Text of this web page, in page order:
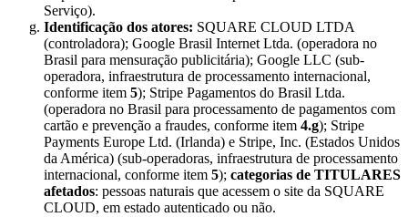
Serviço).
Identificação dos atores: SQUARE CLOUD LTDA
(controladora); Google Brasil Internet Ltda. (operadora no
Brasil para mensuração publicitária); Google LLC (sub-
operadora, infraestrutura de processamento internacional,
conforme item 5); Stripe Pagamentos do Brasil Ltda.
(operadora no Brasil para processamento de pagamentos com
cartão e prevenção a fraudes, conforme item 4.g); Stripe
Payments Europe Ltd. (Irlanda) e Stripe, Inc. (Estados Unidos
da América) (sub-operadoras, infraestrutura de processamento
internacional, conforme item 5); categorias de TITULARES
afetados: pessoas naturais que acessem o site da SQUARE
CLOUD, em estado autenticado ou não.